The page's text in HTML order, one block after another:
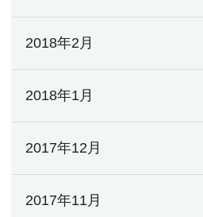
2018年2月
2018年1月
2017年12月
2017年11月